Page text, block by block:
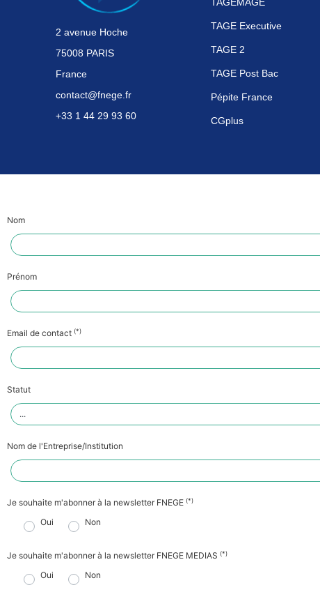
2 avenue Hoche
75008 PARIS
France
contact@fnege.fr
+33 1 44 29 93 60
TAGE Executive
TAGE 2
TAGE Post Bac
Pépite France
CGplus
Nom
Prénom
Email de contact (*)
Statut
Nom de l'Entreprise/Institution
Je souhaite m'abonner à la newsletter FNEGE (*)
Oui Non
Je souhaite m'abonner à la newsletter FNEGE MEDIAS (*)
Oui Non